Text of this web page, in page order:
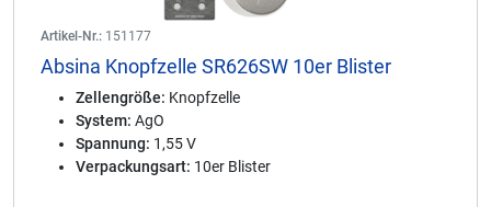
Artikel-Nr.: 151177
Absina Knopfzelle SR626SW 10er Blister
Zellengröße: Knopfzelle
System: AgO
Spannung: 1,55 V
Verpackungsart: 10er Blister